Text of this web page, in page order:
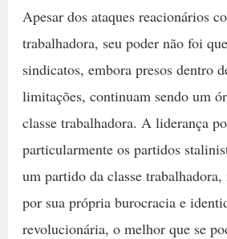
Apesar dos ataques reacionários
trabalhadora, seu poder não foi
sindicatos, embora presos dentro
limitações, continuam sendo um
classe trabalhadora. A liderança
particularmente os partidos
um partido da classe
por sua própria burocracia e
revolucionária, o melhor que se